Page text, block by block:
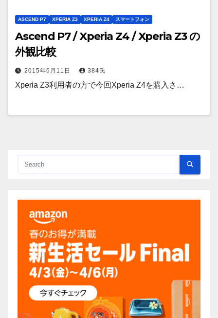
ASCEND P7 XPERIA Z3 XPERIA Z4 スマートフォン
Ascend P7 / Xperia Z4 / Xperia Z3 の
外観比較
2015年6月11日 384氏
Xperia Z3利用者の方で今回Xperia Z4を購入さ…